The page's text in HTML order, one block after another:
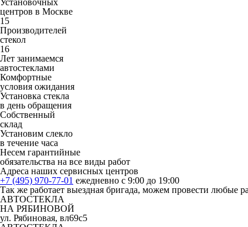
Установочных
центров в Москве
15
Производителей
стекол
16
Лет занимаемся
автостеклами
Комфортные
условия ожидания
Установка стекла
в день обращения
Собственный
склад
Установим слекло
в течение часа
Несем гарантийные
обязательства на все виды работ
Адреса наших сервисных центров
+7 (495) 970-77-01 ежедневно с 9:00 до 19:00
Так же работает выездная бригада, можем провести любые
АВТОСТЕКЛА
НА РЯБИНОВОЙ
ул. Рябиновая, вл69с5